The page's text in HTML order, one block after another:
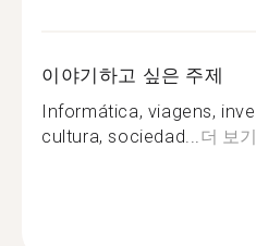
이야기하고 싶은 주제
Informática, viagens,
cultura, sociedad... 더 보기